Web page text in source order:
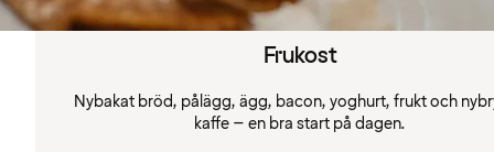
Frukost
Nybakat bröd, pålägg, ägg, bacon, yoghurt, frukt och
kaffe – en bra start på dagen.